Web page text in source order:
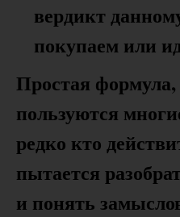
вердикт
покупаем или
Простая
пользуются
редко кто
пытается
и понять